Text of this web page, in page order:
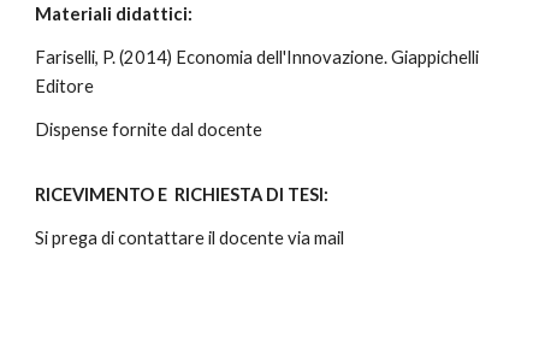
Materiali didattici:
Fariselli, P. (2014) Economia dell'Innovazione. Giappichelli
Editore
Dispense fornite dal docente
RICEVIMENTO E RICHIESTA DI TESI:
Si prega di contattare il docente via mail